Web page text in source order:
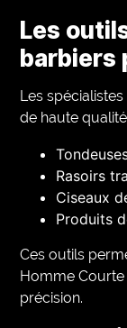
Les
barbiers
Les
de haute
Rasoirs
Ciseaux
Produits
Ces outils
Homme
précision.